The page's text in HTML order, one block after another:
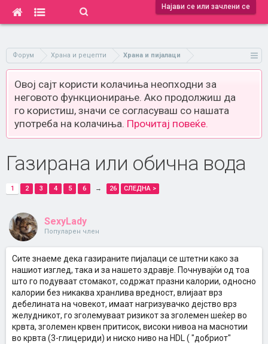
Најави се или зачлени се
Форум Храна и рецепти Храна и пијалаци
Овој сајт користи колачиња неопходни за
неговото функционирање. Ако продолжиш да
го користиш, значи се согласуваш со нашата
употреба на колачиња. Прочитај повеќе.
Газирана или обична вода
1 2 3 4 5 6 → 26 СЛЕДНА >
SexyLady
Популарен член
Сите знаеме дека газираните пијалаци се штетни како за
нашиот изглед, така и за нашето здравје. Почнувајќи од тоа
што го подуваат стомакот, содржат празни калории, односно
калории без никаква хранлива вредност, влијаат врз
дебелината на човекот, имаат нагризувачко дејство врз
желудникот, го зголемуваат ризикот за зголемен шеќер во
крвта, зголемен крвен притисок, високи нивоа на маснотии
во крвта (3-глицериди) и ниско ниво на HDL ( "добриот"